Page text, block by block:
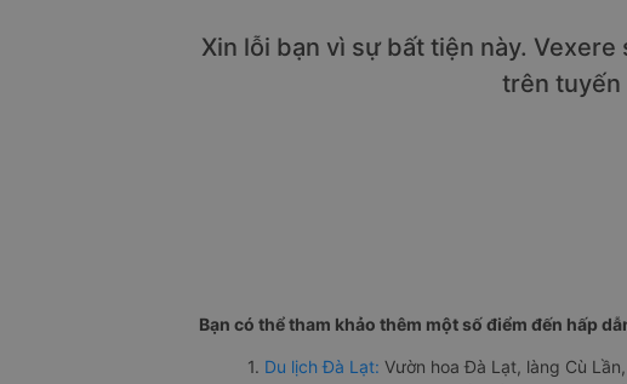
Xin lỗi bạn vì sự bất tiện này.
trên tuyến
Bạn có thể tham khảo thêm một số điểm đến hấp
1. Du lịch Đà Lạt: Vườn hoa Đà Lạt, làng Cù